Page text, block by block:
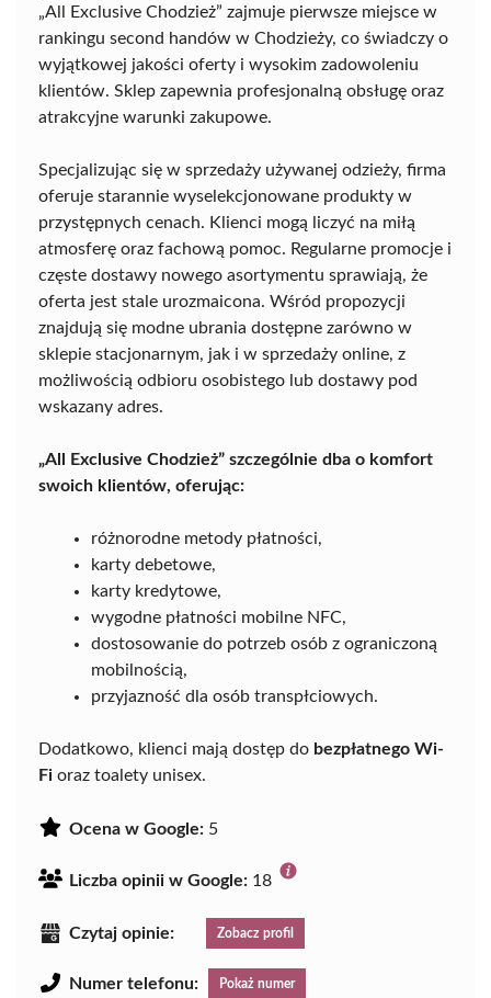
„All Exclusive Chodzież” zajmuje pierwsze miejsce w
rankingu second handów w Chodzieży, co świadczy o
wyjątkowej jakości oferty i wysokim zadowoleniu
klientów. Sklep zapewnia profesjonalną obsługę oraz
atrakcyjne warunki zakupowe.
Specjalizując się w sprzedaży używanej odzieży, firma
oferuje starannie wyselekcjonowane produkty w
przystępnych cenach. Klienci mogą liczyć na miłą
atmosferę oraz fachową pomoc. Regularne promocje i
częste dostawy nowego asortymentu sprawiają, że
oferta jest stale urozmaicona. Wśród propozycji
znajdują się modne ubrania dostępne zarówno w
sklepie stacjonarnym, jak i w sprzedaży online, z
możliwością odbioru osobistego lub dostawy pod
wskazany adres.
„All Exclusive Chodzież” szczególnie dba o komfort
swoich klientów, oferując:
różnorodne metody płatności,
karty debetowe,
karty kredytowe,
wygodne płatności mobilne NFC,
dostosowanie do potrzeb osób z ograniczoną
mobilnością,
przyjazność dla osób transpłciowych.
Dodatkowo, klienci mają dostęp do bezpłatnego Wi-
Fi oraz toalety unisex.
Ocena w Google: 5
Liczba opinii w Google: 18
Czytaj opinie: Zobacz profil
Numer telefonu: Pokaż numer